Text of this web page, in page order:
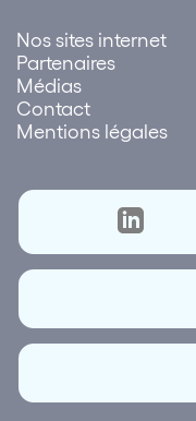
Nos sites internet
Partenaires
Médias
Contact
Mentions légales